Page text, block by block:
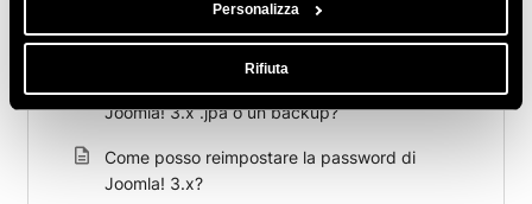
Personalizza
Rifiuta
Articoli correlati
Joomla! 3.x .jpa o un backup?
Come posso reimpostare la password di
Joomla! 3.x?